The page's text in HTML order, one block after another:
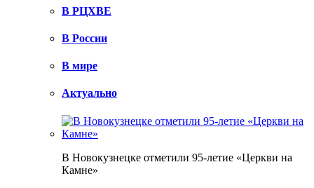
В РЦХВЕ
В России
В мире
Актуально
В Новокузнецке отметили 95-летие «Церкви на
Камне»